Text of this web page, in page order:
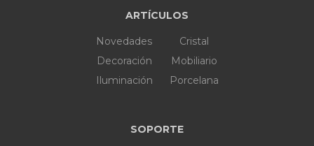
ARTÍCULOS
Novedades
Decoración
Iluminación
Cristal
Mobiliario
Porcelana
SOPORTE